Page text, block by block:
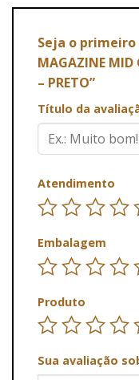
Seja o primeiro
MAGAZINE MID
– PRETO”
Título da
Atendimento
Embalagem
Produto
Sua avaliação